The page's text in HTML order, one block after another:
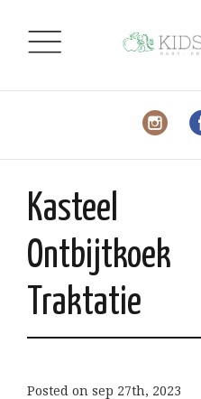
Kasteel
Ontbijtkoek
Traktatie
Posted on sep 27th, 2023